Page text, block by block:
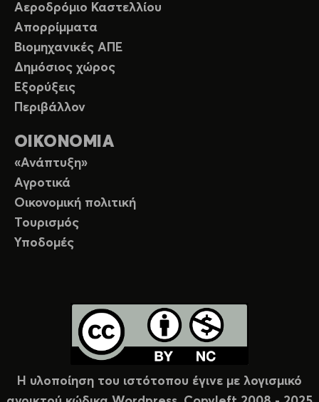
Αεροδρόμιο Καστελλίου
Απορρίμματα
Βιομηχανικές ΑΠΕ
Δημόσιος χώρος
Εξορύξεις
Περιβάλλον
ΟΙΚΟΝΟΜΙΑ
«Ανάπτυξη»
Αγροτικά
Οικονομική πολιτική
Τουρισμός
Υποδομές
Η υλοποίηση του ιστότοπου έγινε με λογισμικό